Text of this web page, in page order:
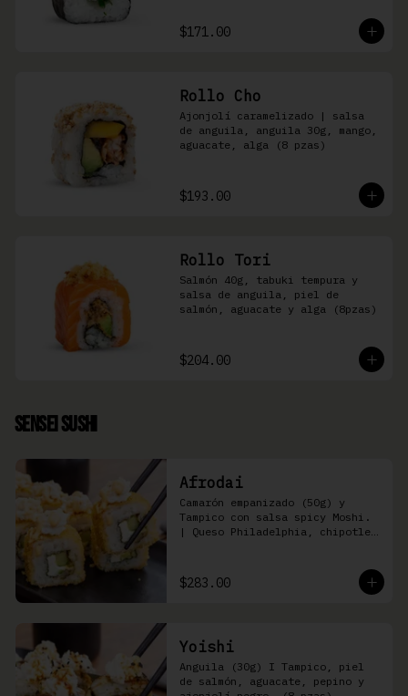
$171.00
Rollo Cho
Ajonjolí caramelizado | salsa
de anguila, anguila 30g, mango,
aguacate, alga (8 pzas)
$193.00
Rollo Tori
Salmón 40g, tabuki tempura y
salsa de anguila, piel de
salmón, aguacate y alga (8pzas)
$204.00
Sensei Sushi
Afrodai
Camarón empanizado (50g) y
Tampico con salsa spicy Moshi.
| Queso Philadelphia, chipotle,
$283.00
Yoishi
Anguila (30g) I Tampico, piel
de salmón, aguacate, pepino y